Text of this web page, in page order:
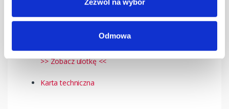
Zezwól na wybór
Odmowa
>> Zobacz ulotkę <<
Karta techniczna